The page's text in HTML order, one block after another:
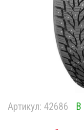
Артикул: 42686 В